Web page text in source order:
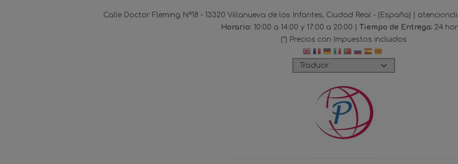
Calle Doctor Fleming Nº18 - 13320 Villanueva de los Infantes, Ciudad Real - (España) |
Horario: 10:00 a 14:00 y 17:00 a 20:00 | Tiempo de Entrega: 24
(*) Precios con Impuestos incluidos